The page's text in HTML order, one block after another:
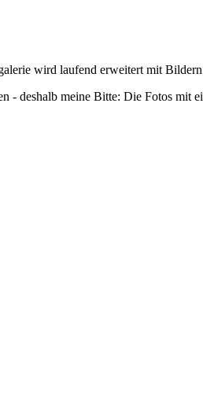
wird laufend erweitert mit
- deshalb meine Bitte: Die Fotos